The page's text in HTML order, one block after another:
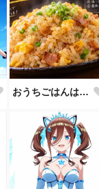
おうちごはんはチャーハンで🍚💕